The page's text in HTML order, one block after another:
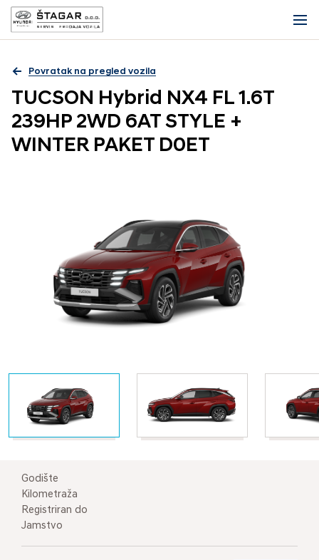
Povratak na pregled vozila
TUCSON Hybrid NX4 FL 1.6T
239HP 2WD 6AT STYLE +
WINTER PAKET D0ET
Godište
Kilometraža
Registriran do
Jamstvo